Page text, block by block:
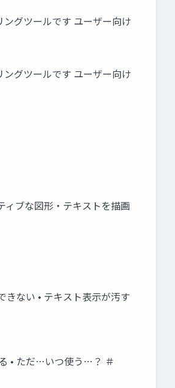
グツールです ユーザー向け
グツールです ユーザー向け
ィブな図形・テキストを描画
ない • テキスト表示が汚す
• ただ…いつ使う…？ ＃